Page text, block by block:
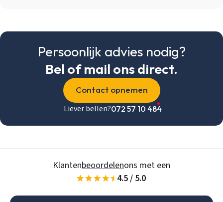
Persoonlijk advies nodig?
Bel of mail ons direct.
Contact opnemen
Liever bellen?072 57 10 484
Klantenbeoordelenons met een
4.5 / 5.0
Email
Wachtwoord vergeten
Wachtwoord
Gegevens onthouden
Account aanmaken